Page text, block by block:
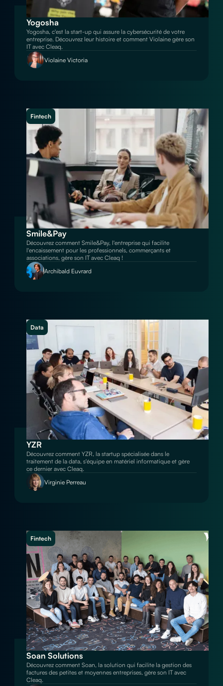
Yogosha
Yogosha, c'est la start-up qui assure la cybersécurité de votre
entreprise. Découvrez leur histoire et comment Violaine gère son
IT avec Cleaq.
Violaine Victoria
Fintech
Smile&Pay
Découvrez comment Smile&Pay, l'entreprise qui facilite
l'encaissement pour les professionnels, commerçants et
associations, gère son IT avec Cleaq !
Archibald Euvrard
Data
YZR
Découvrez comment YZR, la startup spécialisée dans le
traitement de la data, s'équipe en matériel informatique et gère
ce dernier avec Cleaq.
Virginie Perreau
Fintech
Soan Solutions
Découvrez comment Soan, la solution qui facilite la gestion des
factures des petites et moyennes entreprises, gère son IT avec
Cleaq.